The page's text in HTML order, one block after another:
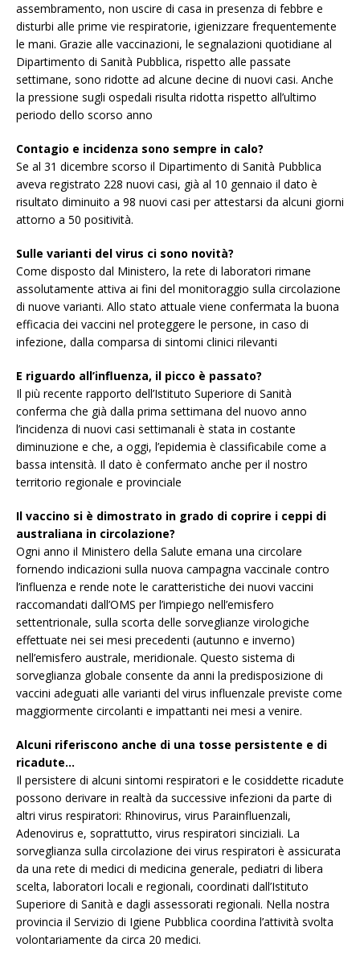
assembramento, non uscire di casa in presenza di febbre e
disturbi alle prime vie respiratorie, igienizzare frequentemente
le mani. Grazie alle vaccinazioni, le segnalazioni quotidiane al
Dipartimento di Sanità Pubblica, rispetto alle passate
settimane, sono ridotte ad alcune decine di nuovi casi. Anche
la pressione sugli ospedali risulta ridotta rispetto all’ultimo
periodo dello scorso anno
Contagio e incidenza sono sempre in calo?
Se al 31 dicembre scorso il Dipartimento di Sanità Pubblica
aveva registrato 228 nuovi casi, già al 10 gennaio il dato è
risultato diminuito a 98 nuovi casi per attestarsi da alcuni giorni
attorno a 50 positività.
Sulle varianti del virus ci sono novità?
Come disposto dal Ministero, la rete di laboratori rimane
assolutamente attiva ai fini del monitoraggio sulla circolazione
di nuove varianti. Allo stato attuale viene confermata la buona
efficacia dei vaccini nel proteggere le persone, in caso di
infezione, dalla comparsa di sintomi clinici rilevanti
E riguardo all’influenza, il picco è passato?
Il più recente rapporto dell’Istituto Superiore di Sanità
conferma che già dalla prima settimana del nuovo anno
l’incidenza di nuovi casi settimanali è stata in costante
diminuzione e che, a oggi, l’epidemia è classificabile come a
bassa intensità. Il dato è confermato anche per il nostro
territorio regionale e provinciale
Il vaccino si è dimostrato in grado di coprire i ceppi di
australiana in circolazione?
Ogni anno il Ministero della Salute emana una circolare
fornendo indicazioni sulla nuova campagna vaccinale contro
l’influenza e rende note le caratteristiche dei nuovi vaccini
raccomandati dall’OMS per l’impiego nell’emisfero
settentrionale, sulla scorta delle sorveglianze virologiche
effettuate nei sei mesi precedenti (autunno e inverno)
nell’emisfero australe, meridionale. Questo sistema di
sorveglianza globale consente da anni la predisposizione di
vaccini adeguati alle varianti del virus influenzale previste come
maggiormente circolanti e impattanti nei mesi a venire.
Alcuni riferiscono anche di una tosse persistente e di
ricadute…
Il persistere di alcuni sintomi respiratori e le cosiddette ricadute
possono derivare in realtà da successive infezioni da parte di
altri virus respiratori: Rhinovirus, virus Parainfluenzali,
Adenovirus e, soprattutto, virus respiratori sinciziali. La
sorveglianza sulla circolazione dei virus respiratori è assicurata
da una rete di medici di medicina generale, pediatri di libera
scelta, laboratori locali e regionali, coordinati dall’Istituto
Superiore di Sanità e dagli assessorati regionali. Nella nostra
provincia il Servizio di Igiene Pubblica coordina l’attività svolta
volontariamente da circa 20 medici.